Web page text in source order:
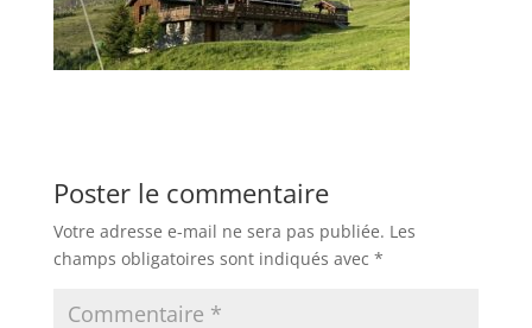
Poster le commentaire
Votre adresse e-mail ne sera pas publiée. Les
champs obligatoires sont indiqués avec *